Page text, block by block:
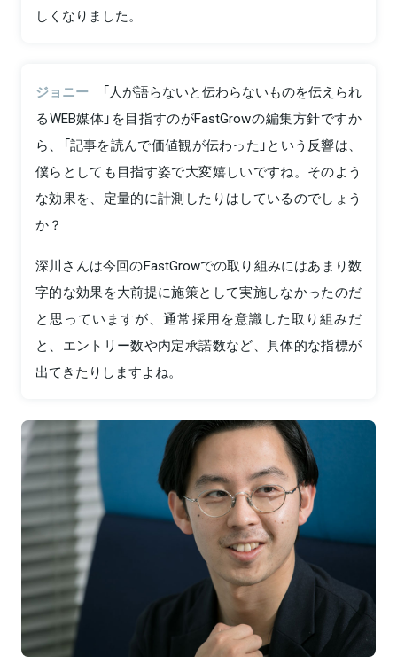
しくなりました。
ジョニー
「人が語らないと伝わらないものを伝えられ
るWEB媒体」を目指すのがFastGrowの編集方針ですか
ら、「記事を読んで価値観が伝わった」という反響は、
僕らとしても目指す姿で大変嬉しいですね。そのよう
な効果を、定量的に計測したりはしているのでしょう
か？
深川さんは今回のFastGrowでの取り組みにはあまり数
字的な効果を大前提に施策として実施しなかったのだ
と思っていますが、通常採用を意識した取り組みだ
と、エントリー数や内定承諾数など、具体的な指標が
出てきたりしますよね。